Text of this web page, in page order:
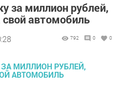
за миллион рублей,
автомобиль
792 0 0